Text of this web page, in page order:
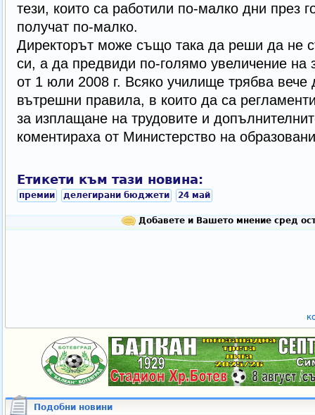
тези, които са работили по-малко дни през
получат по-малко.
Директорът може също така да реши да не
си, а да предвиди по-голямо увеличение на
от 1 юли 2008 г. Всяко училище трябва вече
вътрешни правила, в които да са
за изплащане на трудовите и
коментираха от Министерство на
Етикети към тази новина:
премии делегирани бюджети 24 май
Добавете и Вашето мнение сред
Подобни новини